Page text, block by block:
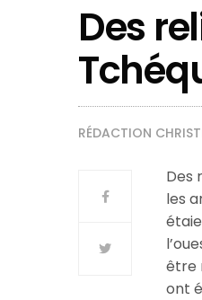
Des
RÉDACTION
Des
les
être
ont